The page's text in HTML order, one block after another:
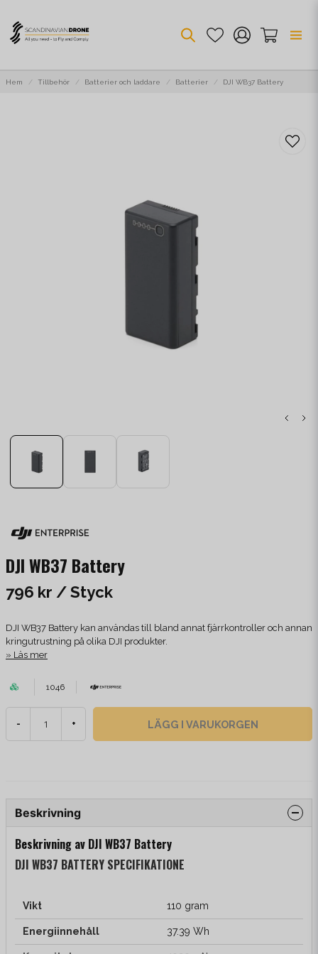
Hem Tillbehör Batterier och laddare Batterier DJI WB37 Battery
DJI WB37 Battery
796 kr / Styck
DJI WB37 Battery kan användas till bland annat fjärrkontroller och annan
kringutrustning på olika DJI produkter.
Läs mer
1046
- + LÄGG I VARUKORGEN
Beskrivning
Beskrivning av DJI WB37 Battery
DJI WB37 BATTERY SPECIFIKATIONE
Vikt 110 gram
Energiinnehåll 37.39 Wh